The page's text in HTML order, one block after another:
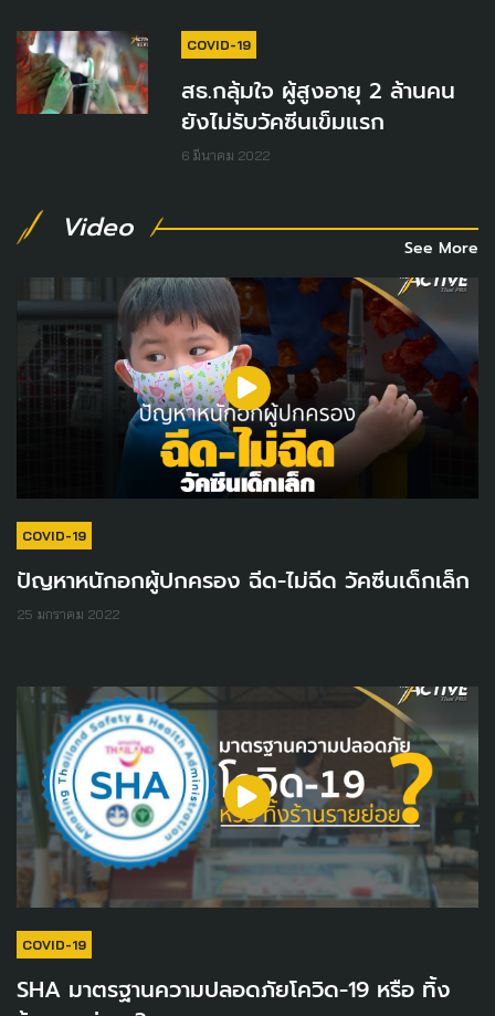
COVID-19
สธ.กลุ้มใจ ผู้สูงอายุ 2 ล้านคน
ยังไม่รับวัคซีนเข็มแรก
6 มีนาคม 2022
Video
See More
COVID-19
ปัญหาหนักอกผู้ปกครอง ฉีด-ไม่ฉีด วัคซีนเด็กเล็ก
25 มกราคม 2022
COVID-19
SHA มาตรฐานความปลอดภัยโควิด-19 หรือ ทิ้ง